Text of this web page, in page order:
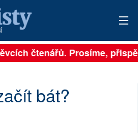
čtenářů. Prosíme,
bát?